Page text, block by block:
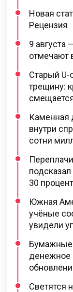
Новая
Рецензия
9 августа
отмечают
Старый U-
трещину:
Каменная
внутри
сотни
30
Южная
учёные
увидели
Бумажные
денежное
Светятся